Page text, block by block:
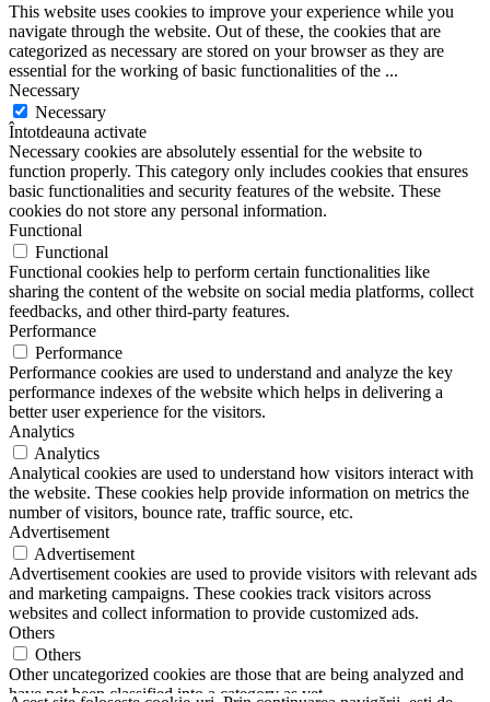
This website uses cookies to improve your experience while you
navigate through the website. Out of these, the cookies that are
categorized as necessary are stored on your browser as they are
essential for the working of basic functionalities of the ...
Necessary
Necessary
Întotdeauna activate
Necessary cookies are absolutely essential for the website to
function properly. This category only includes cookies that ensures
basic functionalities and security features of the website. These
cookies do not store any personal information.
Functional
Functional
Functional cookies help to perform certain functionalities like
sharing the content of the website on social media platforms, collect
feedbacks, and other third-party features.
Performance
Performance
Performance cookies are used to understand and analyze the key
performance indexes of the website which helps in delivering a
better user experience for the visitors.
Analytics
Analytics
Analytical cookies are used to understand how visitors interact with
the website. These cookies help provide information on metrics the
number of visitors, bounce rate, traffic source, etc.
Advertisement
Advertisement
Advertisement cookies are used to provide visitors with relevant ads
and marketing campaigns. These cookies track visitors across
websites and collect information to provide customized ads.
Others
Others
Other uncategorized cookies are those that are being analyzed and
have not been classified into a category as yet.